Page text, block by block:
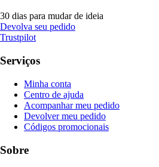
30 dias para mudar de ideia
Devolva seu pedido
Trustpilot
Serviços
Minha conta
Centro de ajuda
Acompanhar meu pedido
Devolver meu pedido
Códigos promocionais
Sobre